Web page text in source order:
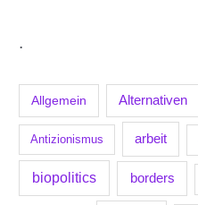
.
Allgemein Alternativen
Antizionismus arbeit
biopolitics borders